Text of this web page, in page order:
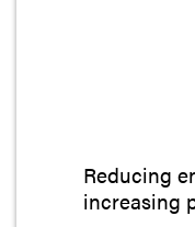
Reducing
increasing